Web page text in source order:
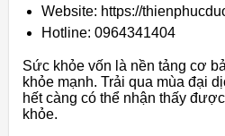
Website: https://
Hotline: 0964341404
Sức khỏe vốn là nền tảng cơ
khỏe mạnh. Trải qua mùa đại
hết càng có thể nhận thấy
khỏe.